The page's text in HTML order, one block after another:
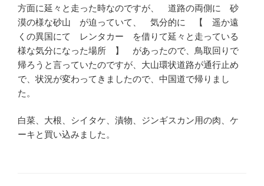
方面に延々と走った時なのですが、 道路の両側に 砂
漠の様な砂山 が迫っていて、 気分的に 【 遥か遠
くの異国にて レンタカー を借りて延々と走っている
様な気分になった場所 】 があったので、鳥取回りで
帰ろうと言っていたのですが、大山環状道路が通行止め
で、状況が変わってきましたので、中国道で帰りまし
た。
白菜、大根、シイタケ、漬物、ジンギスカン用の肉、ケ
ーキと買い込みました。